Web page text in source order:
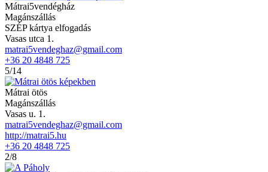
Mátrai5vendégház
Magánszállás
SZÉP kártya elfogadás
Vasas utca 1.
matrai5vendeghaz@gmail.com
+36 20 4848 725
5/14
Mátrai ötös
Magánszállás
Vasas u. 1.
matrai5vendeghaz@gmail.com
http://matrai5.hu
+36 20 4848 725
2/8